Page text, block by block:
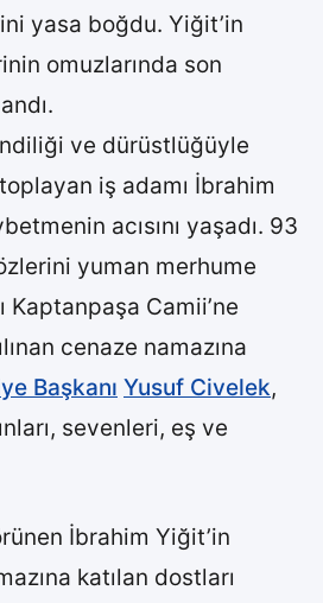
yasa boğdu. Yiğit’in
omuzlarında son
ve dürüstlüğüyle
iş adamı İbrahim
acısını yaşadı. 93
yuman merhume
Kaptanpaşa Camii’ne
cenaze namazına
Başkanı Yusuf Civelek,
sevenleri, eş ve
İbrahim Yiğit’in
katılan dostları